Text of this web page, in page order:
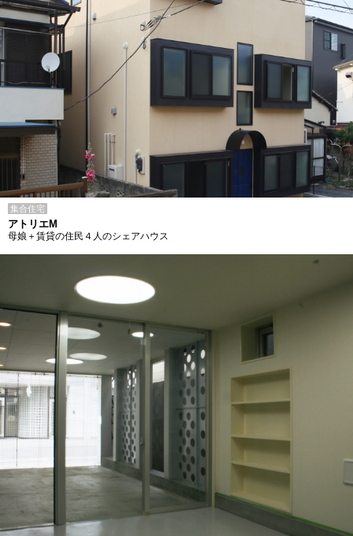
集合住宅
アトリエM
母娘＋賃貸の住民４人のシェアハウス